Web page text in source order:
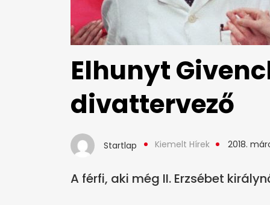
Elhunyt
divattervező
Startlap Kiemelt Hírek 2018.
A férfi, aki még II. Erzsébet